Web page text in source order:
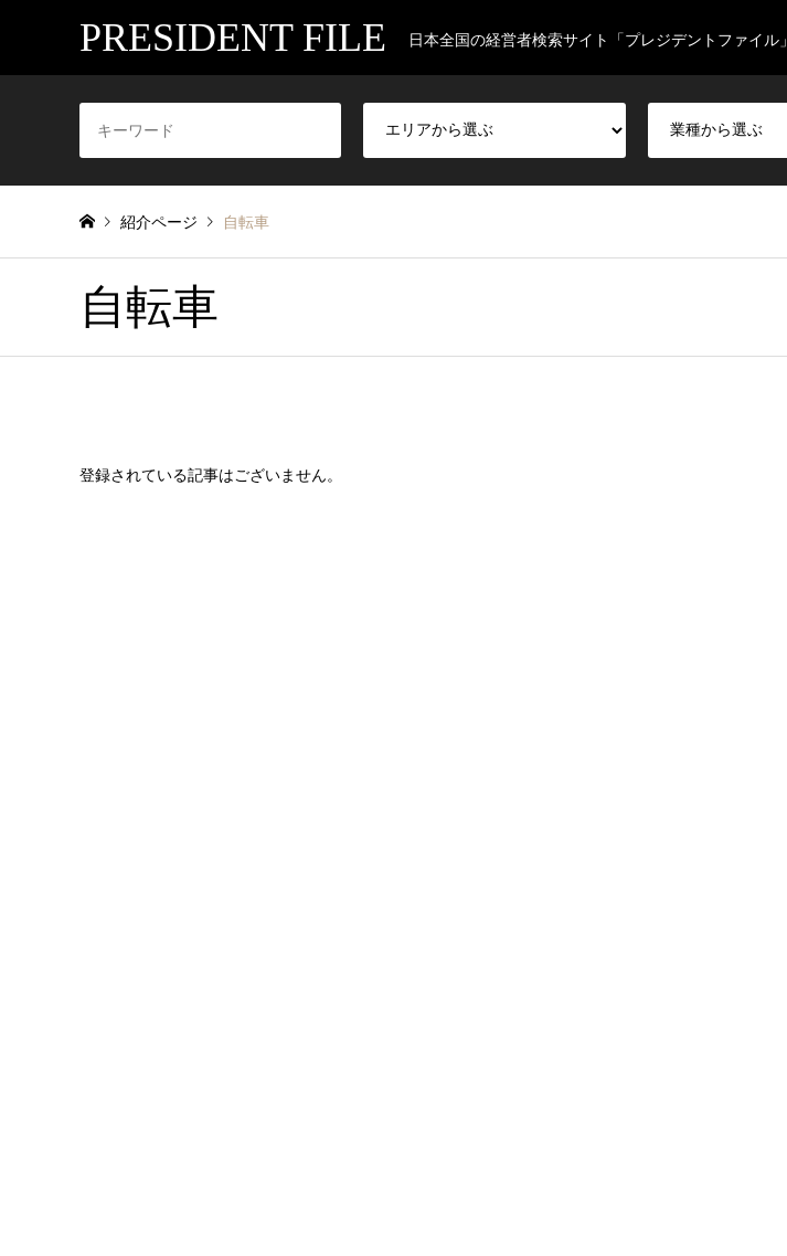
PRESIDENT FILE 日本全国の経営者検索サイト「プレジデントファイル」
紹介ページ 自転車
自転車
登録されている記事はございません。